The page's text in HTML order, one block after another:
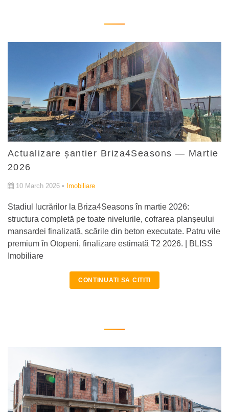
Actualizare șantier Briza4Seasons — Martie
2026
10 March 2026 • Imobiliare
Stadiul lucrărilor la Briza4Seasons în martie 2026:
structura completă pe toate nivelurile, cofrarea planșeului
mansardei finalizată, scările din beton executate. Patru vile
premium în Otopeni, finalizare estimată T2 2026. | BLISS
Imobiliare
CONTINUATI SA CITITI